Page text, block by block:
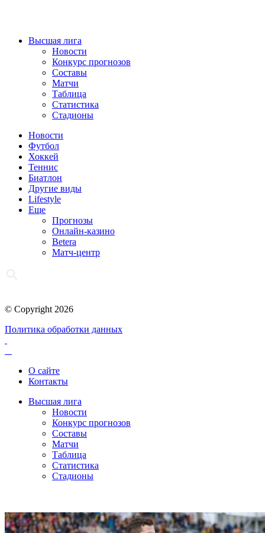
Высшая лига
Новости
Конкурс прогнозов
Составы
Матчи
Таблица
Статистика
Стадионы
Новости
Футбол
Хоккей
Теннис
Биатлон
Другие виды
Lifestyle
Еще
Прогнозы
Онлайн-казино
Betera
Матч-центр
© Copyright 2026
Политика обработки данных
О сайте
Контакты
Высшая лига
Новости
Конкурс прогнозов
Составы
Матчи
Таблица
Статистика
Стадионы